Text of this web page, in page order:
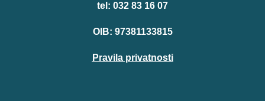
tel: 032 83 16 07
OIB: 97381133815
Pravila privatnosti